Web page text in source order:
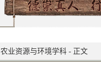
农业资源与环境学科- 正文